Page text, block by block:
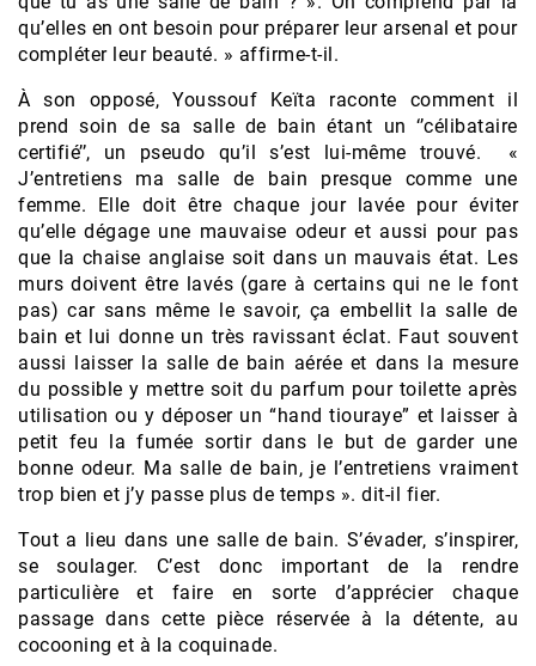
qu’elles en ont besoin pour préparer leur arsenal et pour
compléter leur beauté. » affirme-t-il.
À son opposé, Youssouf Keïta raconte comment il
prend soin de sa salle de bain étant un ‘’célibataire
certifié’’, un pseudo qu’il s’est lui-même trouvé. «
J’entretiens ma salle de bain presque comme une
femme. Elle doit être chaque jour lavée pour éviter
qu’elle dégage une mauvaise odeur et aussi pour pas
que la chaise anglaise soit dans un mauvais état. Les
murs doivent être lavés (gare à certains qui ne le font
pas) car sans même le savoir, ça embellit la salle de
bain et lui donne un très ravissant éclat. Faut souvent
aussi laisser la salle de bain aérée et dans la mesure
du possible y mettre soit du parfum pour toilette après
utilisation ou y déposer un “hand tiouraye” et laisser à
petit feu la fumée sortir dans le but de garder une
bonne odeur. Ma salle de bain, je l’entretiens vraiment
trop bien et j’y passe plus de temps ». dit-il fier.
Tout a lieu dans une salle de bain. S’évader, s’inspirer,
se soulager. C’est donc important de la rendre
particulière et faire en sorte d’apprécier chaque
passage dans cette pièce réservée à la détente, au
cocooning et à la coquinade.